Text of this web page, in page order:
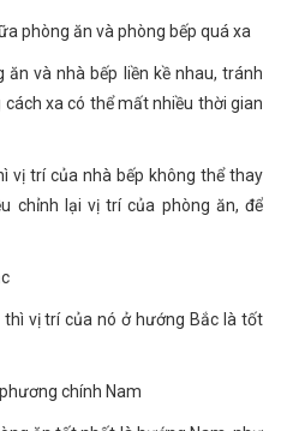
phòng ăn và phòng bếp quá xa
và nhà bếp liền kề nhau, tránh
xa có thể mất nhiều thời gian
vị trí của nhà bếp không thể thay
chỉnh lại vị trí của phòng ăn, để
vị trí của nó ở hướng Bắc là tốt
chính Nam